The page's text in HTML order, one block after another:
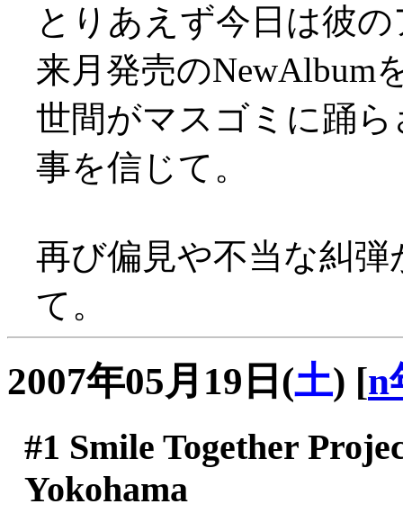
とりあえず今日は彼
来月発売のNewAlbum
世間がマスゴミに踊
事を信じて。
再び偏見や不当な糾
て。
2007年05月19日(土) [n
#1 Smile Together
Yokohama